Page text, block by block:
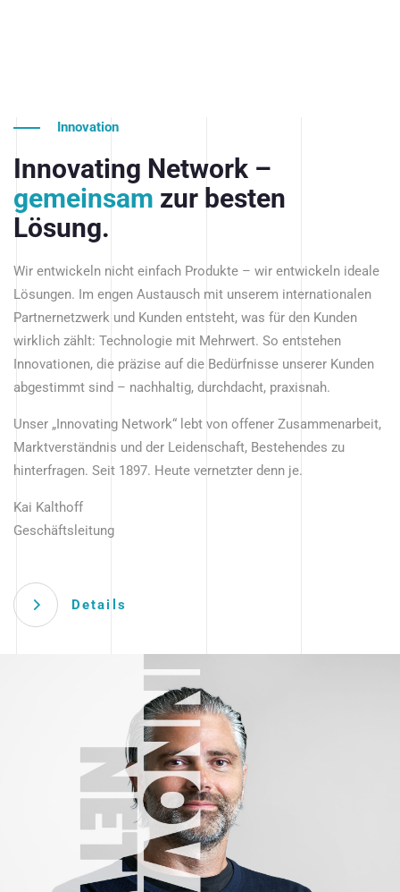
Innovation
Innovating Network –
gemeinsam zur besten
Lösung.
Wir entwickeln nicht einfach Produkte – wir entwickeln ideale
Lösungen. Im engen Austausch mit unserem internationalen
Partnernetzwerk und Kunden entsteht, was für den Kunden
wirklich zählt: Technologie mit Mehrwert. So entstehen
Innovationen, die präzise auf die Bedürfnisse unserer Kunden
abgestimmt sind – nachhaltig, durchdacht, praxisnah.
Unser „Innovating Network“ lebt von offener Zusammenarbeit,
Marktverständnis und der Leidenschaft, Bestehendes zu
hinterfragen. Seit 1897. Heute vernetzter denn je.
Kai Kalthoff
Geschäftsleitung
Details